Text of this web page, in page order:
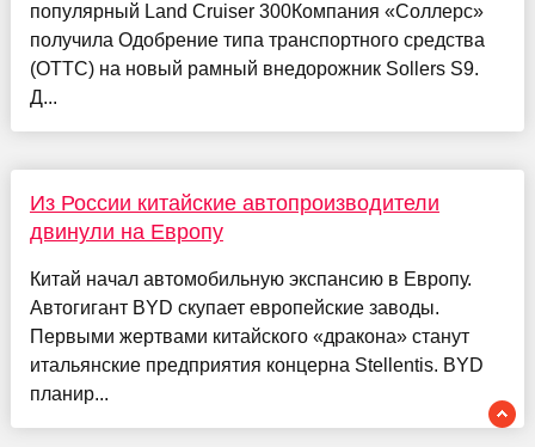
популярный Land Cruiser 300Компания «Соллерс»
получила Одобрение типа транспортного средства
(ОТТС) на новый рамный внедорожник Sollers S9.
Д...
Из России китайские автопроизводители
двинули на Европу
Китай начал автомобильную экспансию в Европу.
Автогигант BYD скупает европейские заводы.
Первыми жертвами китайского «дракона» станут
итальянские предприятия концерна Stellentis. BYD
планир...